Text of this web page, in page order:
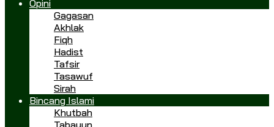
Opini
Gagasan
Akhlak
Fiqh
Hadist
Tafsir
Tasawuf
Sirah
Bincang Islami
Khutbah
Tabayun